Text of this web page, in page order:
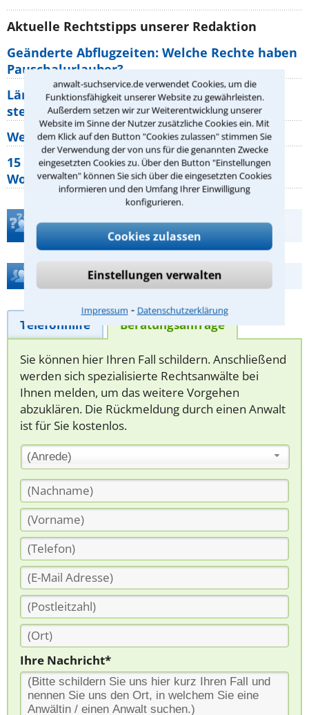
anwalt-suchservice.de verwendet Cookies, um die
Funktionsfähigkeit unserer Website zu gewährleisten.
Außerdem setzen wir zur Weiterentwicklung unserer
Website im Sinne der Nutzer zusätzliche Cookies ein. Mit
dem Klick auf den Button "Cookies zulassen" stimmen Sie
der Verwendung der von uns für die genannten Zwecke
eingesetzten Cookies zu. Über den Button "Einstellungen
verwalten" können Sie sich über die eingesetzten Cookies
informieren und den Umfang Ihrer Einwilligung
konfigurieren.
Cookies zulassen
Einstellungen verwalten
Impressum ⁃ Datenschutzerklärung
Aktuelle Rechtstipps unserer Redaktion
Geänderte Abflugzeiten: Welche Rechte haben
Pauschalurlauber?
Lärm von den Nachbarn: Welche Rechte
stehen mir zu?
Wer muss Zweitwohnungssteuer zahlen?
15 elementare Rechte, die jeder
Wohnungseigentümer kennen sollte
Teste Dein Rechtswissen
Hilfe bei Ihrer Anwaltsuche?
Telefonhilfe Beratungsanfrage
Sie können hier Ihren Fall schildern. Anschließend
werden sich spezialisierte Rechtsanwälte bei
Ihnen melden, um das weitere Vorgehen
abzuklären. Die Rückmeldung durch einen Anwalt
ist für Sie kostenlos.
(Anrede)
Ihre Nachricht*